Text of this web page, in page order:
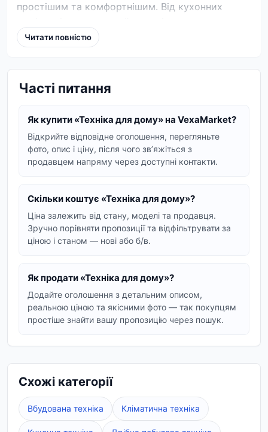
простішим та комфортнішим. Від кухонних
– у нас є все, щоб ваш дім став ще затишнішим.
кулінарних шедеврів
технікою. В наявності блендери, міксери,
кавоварки, тостери, мультиварки та багато
іншого. Незалежно від того, готуєте ви для себе
чи для великої родини, ви знайдете ідеального
Техніка для прибирання та
підтримки чистоти
Підтримувати ідеальну чистоту в домі тепер
праски та відпарювачі, які впораються з будь-
якими завданнями з прибирання та догляду за
речами.
Створіть ідеальний мікроклімат за допомогою
кліматичної техніки. Вентилятори, обігрівачі,
зволожувачі повітря та метеостанції
допоможуть підтримувати комфортну
Читати повністю
Часті питання
Як купити «Техніка для дому» на VexaMarket?
Відкрийте відповідне оголошення, перегляньте
фото, опис і ціну, після чого звʼяжіться з
продавцем напряму через доступні контакти.
Скільки коштує «Техніка для дому»?
Ціна залежить від стану, моделі та продавця.
Зручно порівняти пропозиції та відфільтрувати за
ціною і станом — нові або б/в.
Як продати «Техніка для дому»?
Додайте оголошення з детальним описом,
реальною ціною та якісними фото — так покупцям
простіше знайти вашу пропозицію через пошук.
Схожі категорії
Вбудована техніка Кліматична техніка